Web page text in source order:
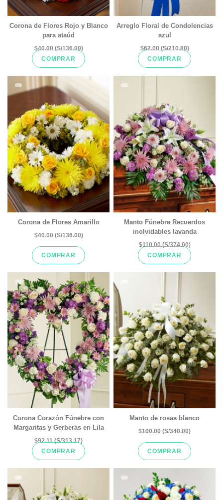
Corona de Flores Rojo y Blanco
para ataúd
$40.00 (S/136.00)
COMPRAR
Arreglo Floral de Condolencias
azul
$62.00 (S/210.80)
COMPRAR
Corona de Flores Amarillo
$40.00 (S/136.00)
COMPRAR
Manto Fúnebre Recuerdos
inolvidables lavanda
$110.00 (S/374.00)
COMPRAR
Corona Corazón Fúnebre con
Margaritas y Gerberas en Lila
$92.11 (S/313.17)
COMPRAR
Manto de rosas blanco
$100.00 (S/340.00)
COMPRAR